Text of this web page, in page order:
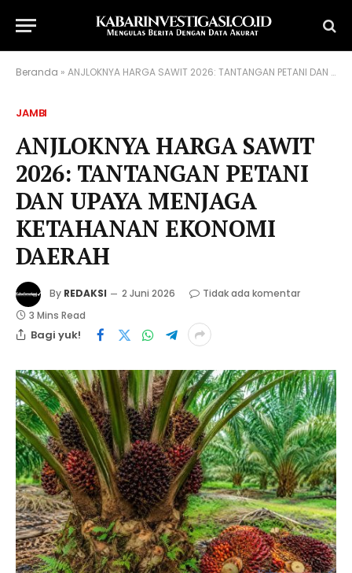
Beranda » ANJLOKNYA HARGA SAWIT 2026: TANTANGAN PETANI DAN UPAYA MENJAGA KETAHANAN EKONOMI DAERAH
JAMBI
ANJLOKNYA HARGA SAWIT
2026: TANTANGAN PETANI
DAN UPAYA MENJAGA
KETAHANAN EKONOMI
DAERAH
By REDAKSI 2 Juni 2026
Tidak ada komentar
3 Mins Read
Bagi yuk!